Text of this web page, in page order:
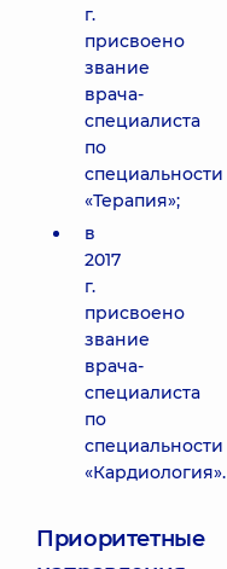
г.
присвоено
звание
врача-
специалиста
по
специальности
«Терапия»;
в
2017
г.
присвоено
звание
врача-
специалиста
по
специальности
«Кардиология».
Приоритетные